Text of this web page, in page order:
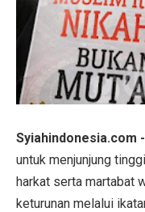
Syiahindonesia.com -
untuk menjunjung
harkat serta martabat
keturunan melalui